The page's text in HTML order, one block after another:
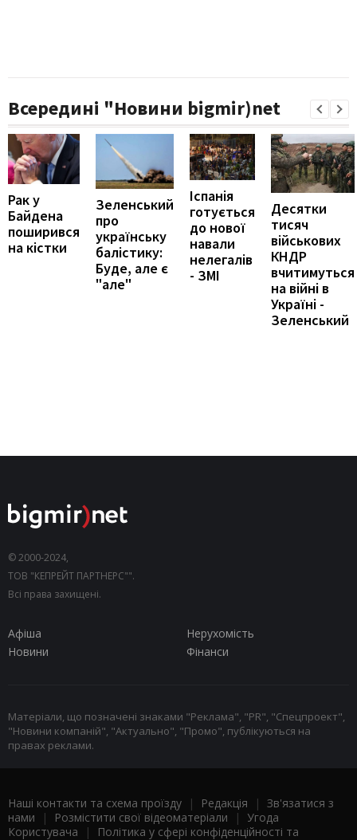
Всередині "Новини bigmir)net
Рак у
Байдена
поширився
на кістки
Зеленський
про
українську
балістику:
Буде, але є
"але"
Іспанія
готується
до нової
навали
нелегалів
- ЗМІ
Десятки
тисяч
військових
КНДР
вчитимуться
на війні в
Україні -
Зеленський
© 2000-2024,
ТОВ "КЕПРЕЙТ ПАРТНЕРС"".
Всі права захищені.
Афіша
Нерухомість
Новини
Фінанси
Матеріали, що позначені знаками "Реклама", "PR", "Спецпроект",
"Новини компаній", "Актуально", "Промо", публікуються на
правах реклами.
Наші контакти та схема проїзду | Редакція | Зв'язатися з
нами | Розмістити свої відеоматеріали | Угода
Користувача |
Політика у сфері конфіденційності та